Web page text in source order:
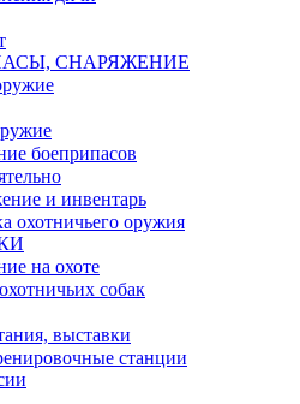
СНАРЯЖЕНИЕ
боеприпасов
и инвентарь
оружия
на охоте
собак
выставки
станции